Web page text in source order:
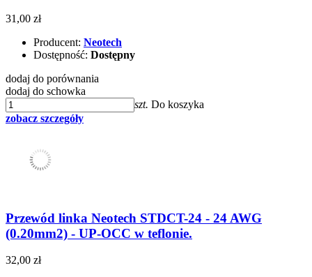
31,00 zł
Producent: Neotech
Dostępność: Dostępny
dodaj do porównania
dodaj do schowka
szt. Do koszyka
zobacz szczegóły
Przewód linka Neotech STDCT-24 - 24 AWG
(0.20mm2) - UP-OCC w teflonie.
32,00 zł